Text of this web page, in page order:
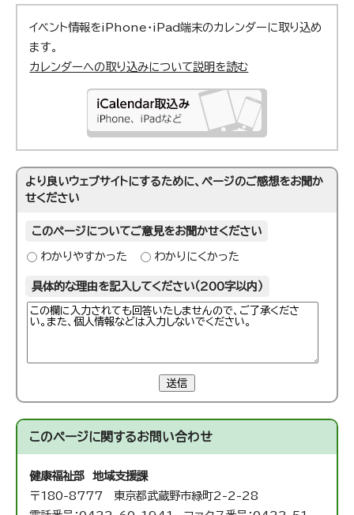
イベント情報をiPhone・iPad端末のカレンダーに取り込め
ます。
カレンダーへの取り込みについて説明を読む
より良いウェブサイトにするために、ページのご感想をお聞か
せください
このページについてご意見をお聞かせください
わかりやすかった わかりにくかった
具体的な理由を記入してください（200字以内）
送信
このページに関するお問い合わせ
健康福祉部 地域支援課
〒180-8777 東京都武蔵野市緑町2-2-28